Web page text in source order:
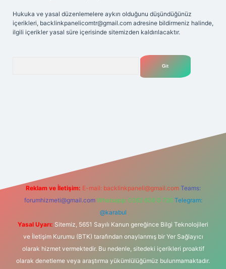
Hukuka ve yasal düzenlemelere aykırı olduğunu düşündüğünüz
içerikleri, backlinkpanelicomtr@gmail.com adresine bildirmeniz halinde,
ilgili içerikler yasal süre içerisinde sitemizden kaldırılacaktır.
Reklam ve İletişim: E-mail: backlinkpaneli@gmail.com Teams:
forumhizmeti@gmail.com Whatsapp: 0262 606 0 726 Telegram:
@karabul
Yasal Uyarı: Sitemiz, 5651 Sayılı Kanun gereğince Bilgi Teknolojileri
ve İletişim Kurumu (BTK) tarafından onaylanmış bir Yer Sağlayıcı
olarak hizmet vermektedir. Bu nedenle, sitedeki içerikleri proaktif
olarak denetleme veya araştırma yükümlülüğümüz bulunmamaktadır.